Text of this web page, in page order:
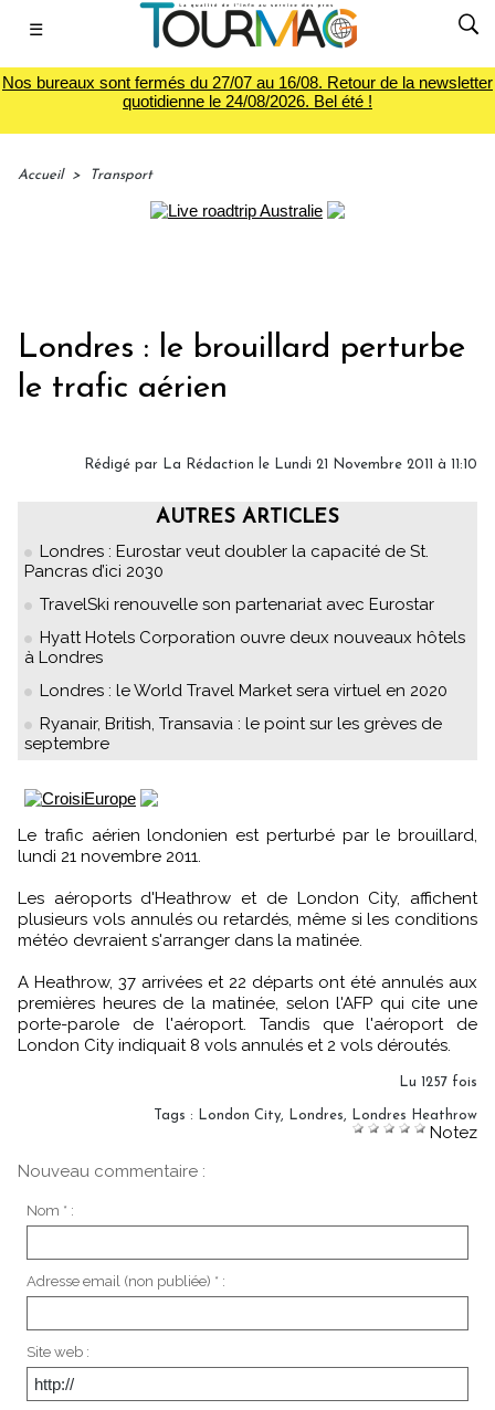
☰
Nos bureaux sont fermés du 27/07 au 16/08. Retour de la newsletter
quotidienne le 24/08/2026. Bel été !
Accueil > Transport
Londres : le brouillard perturbe
le trafic aérien
Rédigé par La Rédaction le Lundi 21 Novembre 2011 à 11:10
AUTRES ARTICLES
Londres : Eurostar veut doubler la capacité de St.
Pancras d’ici 2030
TravelSki renouvelle son partenariat avec Eurostar
Hyatt Hotels Corporation ouvre deux nouveaux hôtels
à Londres
Londres : le World Travel Market sera virtuel en 2020
Ryanair, British, Transavia : le point sur les grèves de
septembre
Le trafic aérien londonien est perturbé par le brouillard,
lundi 21 novembre 2011.
Les aéroports d'Heathrow et de London City, affichent
plusieurs vols annulés ou retardés, même si les conditions
météo devraient s'arranger dans la matinée.
A Heathrow, 37 arrivées et 22 départs ont été annulés aux
premières heures de la matinée, selon l'AFP qui cite une
porte-parole de l'aéroport. Tandis que l'aéroport de
London City indiquait 8 vols annulés et 2 vols déroutés.
Lu 1257 fois
Tags : London City, Londres, Londres Heathrow
Notez
Nouveau commentaire :
Nom * :
Adresse email (non publiée) * :
Site web :